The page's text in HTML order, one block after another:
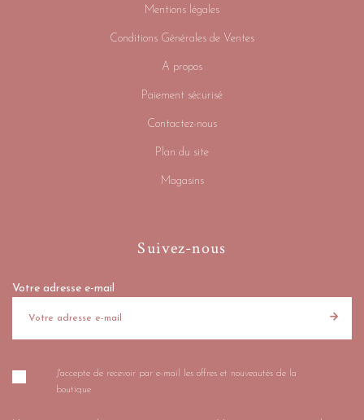
Mentions légales
Conditions Générales de Ventes
A propos
Paiement sécurisé
Contactez-nous
Plan du site
Magasins
Suivez-nous
Votre adresse e-mail
J'accepte de recevoir par e-mail les offres et nouveautés de la
boutique